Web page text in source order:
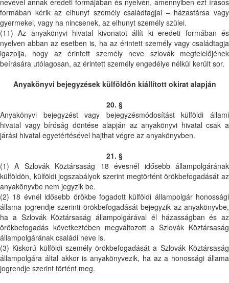
nevével annak eredeti formájában és nyelvén, amennyiben ezt írásos
formában kérik az elhunyt személy családtagjai – házastársa vagy
gyermekei, vagy ha nincsenek, az elhunyt személy szülei.
(11) Az anyakönyvi hivatal kivonatot állít ki eredeti formában és
nyelven abban az esetben is, ha az érintett személy vagy családtagja
igazolja, hogy az érintett személy neve szlovák megfelelőjének
beírására utólagosan, az érintett személy engedélye nélkül került sor.
Anyakönyvi bejegyzések külföldön kiállított okirat alapján
20. §
Anyakönyvi bejegyzést vagy bejegyzésmódosítást külföldi állami
hivatal vagy bíróság döntése alapján az anyakönyvi hivatal csak a
járási hivatal egyetértésével hajthat végre az anyakönyvben.
21. §
(1) A Szlovák Köztársaság 18 évesnél idősebb állampolgárának
külföldön, külföldi jogszabályok szerint megtörtént örökbefogadását az
anyakönyvbe nem jegyzik be.
(2) 18 évnél idősebb örökbe fogadott külföldi állampolgár honossági
állama jogrendje szerinti örökbefogadását bejegyzik az anyakönyvbe,
ha a Szlovák Köztársaság állampolgárával él házasságban és az
örökbefogadás következtében megváltozott a Szlovák Köztársaság
állampolgárának családi neve is.
(3) Kiskorú külföldi személy örökbefogadását a Szlovák Köztársaság
állampolgára által akkor is anyakönyvezik, ha az a honossági állama
jogrendje szerint történt meg.